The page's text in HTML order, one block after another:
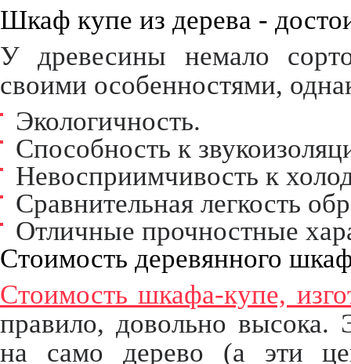
Шкаф купе из дерева -
У древесины немало
своими особенностями,
Экологичность.
Способность к
Невосприимчивость к
Сравнительная легкость
Отличные прочностные
Стоимость деревянного
Стоимость шкафа-купе,
правило, довольно высока.
на само дерево (а эти